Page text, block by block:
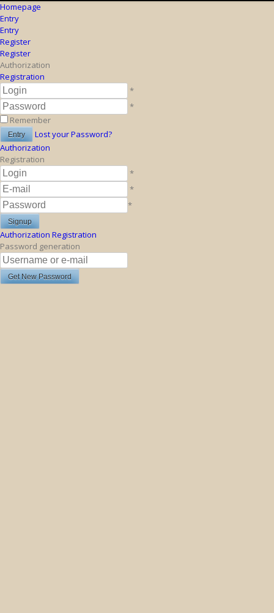
Homepage
Entry
Entry
Register
Register
Authorization
Registration
*
*
Remember
Lost your Password?
Authorization
Registration
*
*
*
Authorization Registration
Password generation